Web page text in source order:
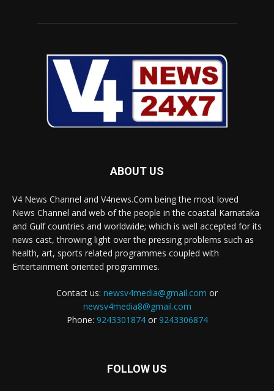
ABOUT US
V4 News Channel and V4news.Com being the most loved
News Channel and web of the people in the coastal Karnataka
and Gulf countries and worldwide; which is well accepted for its
news cast, throwing light over the pressing problems such as
health, art, sports related programmes coupled with
Entertainment oriented programmes.
Contact us: newsv4media@gmail.com or
newsv4media8@gmail.com
Phone: 9243301874or 9243306874
FOLLOW US